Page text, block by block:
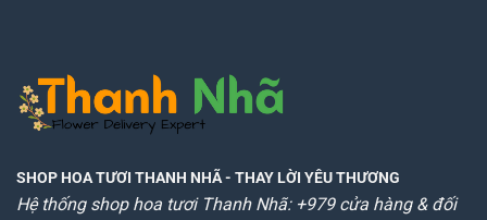
SHOP HOA TƯƠI THANH NHÃ- THAY LỜI YÊU THƯƠNG
Hệ thống shop hoa tươi Thanh Nhã: +979 cửa hàng & đối